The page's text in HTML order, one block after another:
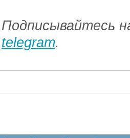
Подписывайтесь
telegram.